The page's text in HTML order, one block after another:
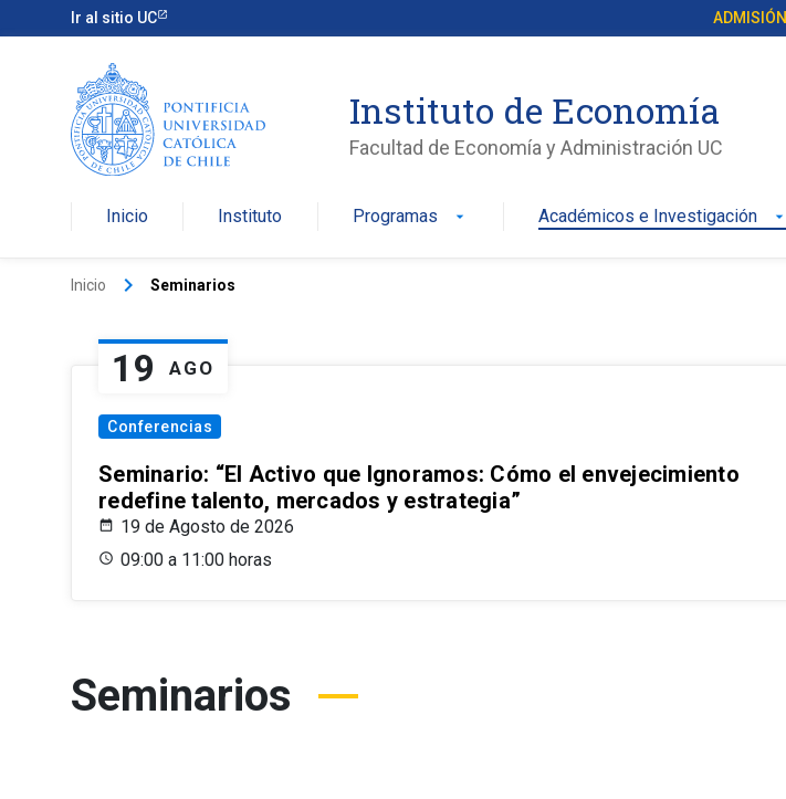
Ir al sitio UC ADMISIÓN
Instituto de Economía
Facultad de Economía y Administración UC
Inicio Instituto Programas arrow_drop_down Académicos e Investigación arrow_drop_down
Inicio keyboard_arrow_right Seminarios
19 AGO
Conferencias
Seminario: “El Activo que Ignoramos: Cómo el envejecimiento
redefine talento, mercados y estrategia”
19 de Agosto de 2026
09:00 a 11:00 horas
Seminarios